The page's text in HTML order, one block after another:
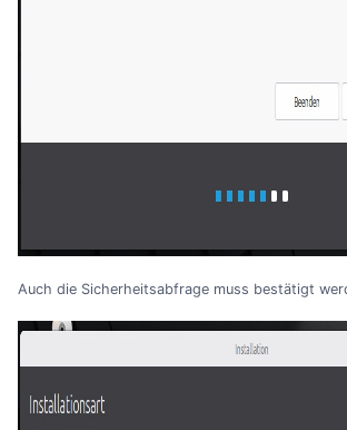
Auch die Sicherheitsabfrage muss bestätigt